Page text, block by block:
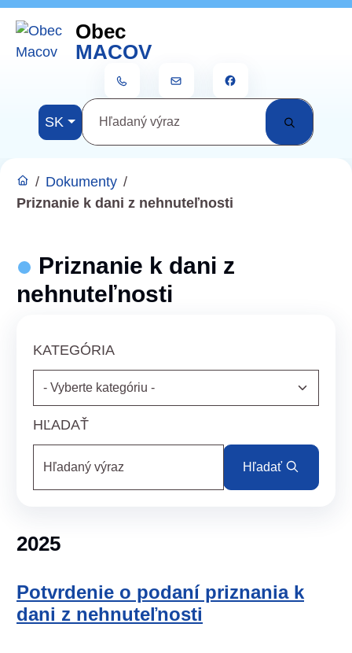
Rovno na obsah
Obec
MACOV
+421 911 420 201ocumacov@gmail.com
SK SlovenskyHľadaný výraz
/ Dokumenty /
Priznanie k dani z nehnuteľnosti
Priznanie k dani z
nehnuteľnosti
KATEGÓRIA
HĽADAŤ
Hľadaný výraz Hľadať
2025
Potvrdenie o podaní priznania k
dani z nehnuteľnosti